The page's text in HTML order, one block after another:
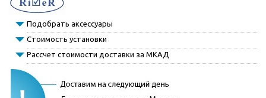
Подобрать аксессуары
Стоимость установки
Рассчет стоимости доставки за МКАД